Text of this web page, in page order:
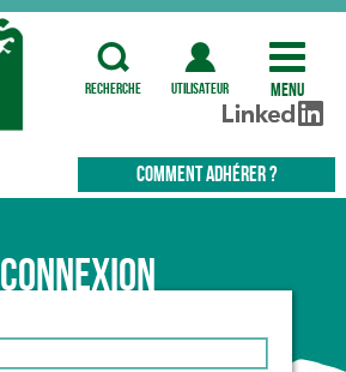
recherche utilisateur Menu
COMMENT ADHÉRER ?
Connexion